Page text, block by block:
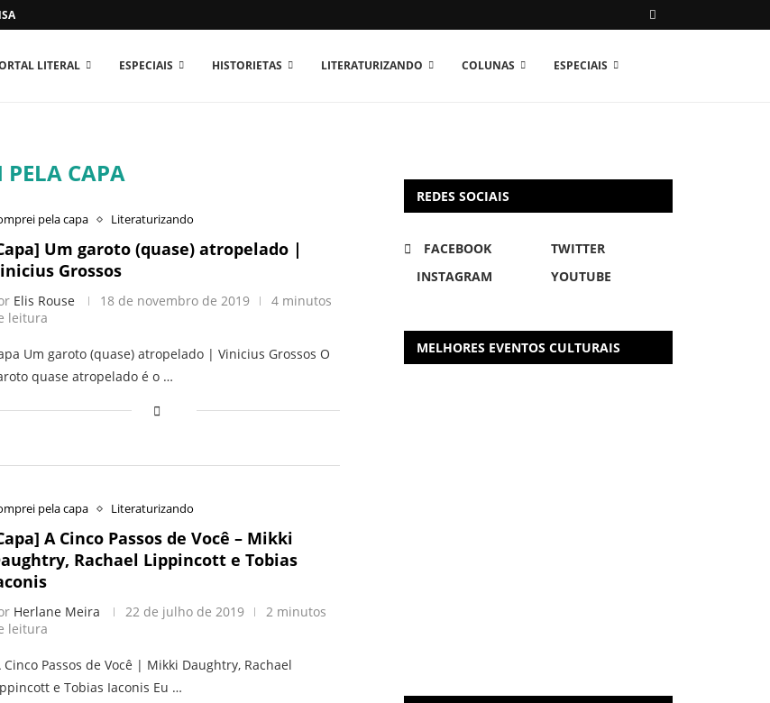
O MUNDO...
LITERAL ESPECIAIS HISTORIETAS LITERATURIZANDO COLUNAS ESPECIAIS
PELA CAPA
pela capa Literaturizando
Um garoto (quase) atropelado |
Grossos
Elis Rouse 18 de novembro de 2019
4 minutos
leitura
Um garoto (quase) atropelado | Vinicius Grossos O
quase atropelado é o …
pela capa Literaturizando
A Cinco Passos de Você – Mikki
Rachael Lippincott e Tobias
Herlane Meira 22 de julho de 2019
2 minutos
leitura
Cinco Passos de Você | Mikki Daughtry, Rachael
e Tobias Iaconis Eu …
REDES SOCIAIS
FACEBOOK
TWITTER
INSTAGRAM
YOUTUBE
MELHORES EVENTOS CULTURAIS